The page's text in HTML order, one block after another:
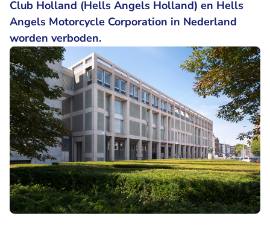
Club Holland (Hells Angels Holland) en Hells
Angels Motorcycle Corporation in Nederland
worden verboden.